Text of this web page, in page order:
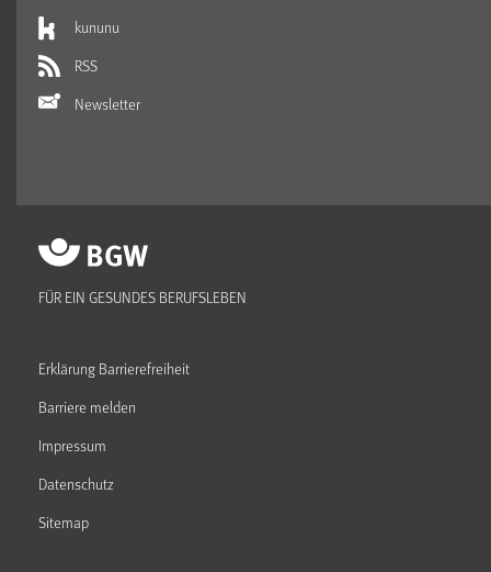
kununu
RSS
Newsletter
FÜR EIN GESUNDES BERUFSLEBEN
Erklärung Barrierefreiheit
Barriere melden
Impressum
Datenschutz
Sitemap